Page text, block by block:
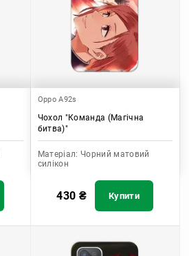
Oppo A92s
Чохол "Команда (Магічна
битва)"
Матеріал: Чорний матовий
силікон
430 ₴ Купити